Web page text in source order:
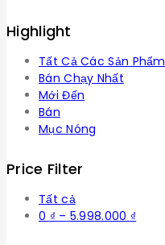
Highlight
Tất Cả Các Sản Phẩm
Bán Chạy Nhất
Mới Đến
Bán
Mục Nóng
Price Filter
Tất cả
0 ₫ – 5.998.000 ₫